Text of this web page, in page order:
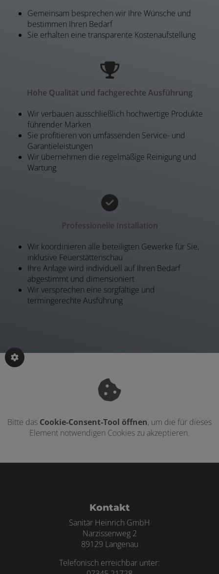
Gemeinsam besprechen wir Ihre Wünsche und
bestimmen Ihren Bedarf
Sie erhalten eine transparente Kostenaufstellung
Hohe Qualität und fachgerechte Ausführung
Wir verbauen ausschließlich hochwertige Produkte
führender Marken
Sie profitieren von umfassenden Service- und
Garantieleistungen
Wir übernehmen die regelmäßige Reinigung und
Wartung
Professionelle Installation
Wir koordinieren alle beteiligten Gewerke für Sie,
inklusive Feuerstättenschau
Ihre Anlage wird individuell auf Ihren Bedarf
abgestimmt und dimensioniert
Wir versprechen eine sorgfältige und
termingerechte Ausführung
Bitte das Cookie-Consent-Tool öffnen, um die für dieses
Element notwendigen Cookies zu akzeptieren.
Kontakt
Sanitär Heinrich GmbH
Narzissenweg 2
89129 Langenau
Telefonisch erreichbar unter: